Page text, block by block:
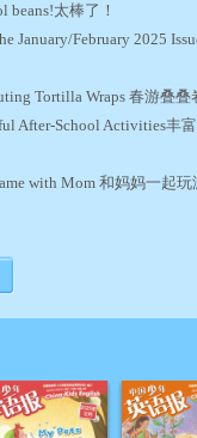
beans!太棒了！
January/February 2025
Tortilla Wraps 春游叠
After-School Activities丰
with Mom 和妈妈一起